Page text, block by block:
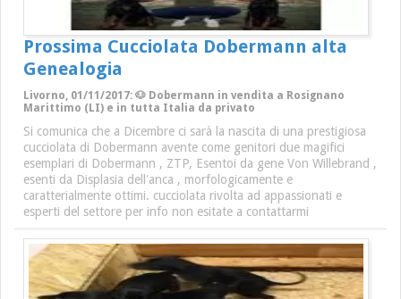
Prossima Cucciolata Dobermann alta
Genealogia
Livorno, 01/11/2017: 🐶 Dobermann in vendita a Rosignano
Marittimo (LI) e in tutta Italia da privato
Si comunica che a Dicembre ci sarà la nascita di una prestigiosa
cucciolata di Dobermann avente come genitori due magifici
esemplari di Dobermann , ZTP, Esentoi da gene Von Willebrand ,
esenti da Displasia dell'anca , morfologicamente e
caratterialmente ottimi. cucciolata rivolta ad appassionati e
esperti del settore per info non esitate a contattarmi